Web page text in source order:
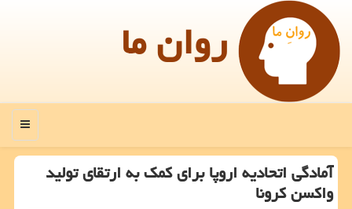
روان ما
منو
آمادگی اتحادیه اروپا برای كمك به ارتقای تولید
واكسن كرونا